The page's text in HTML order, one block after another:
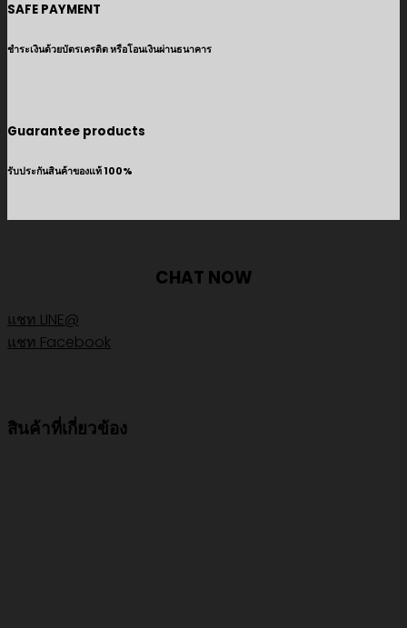
SAFE PAYMENT
ชำระเงินด้วยบัตรเครดิต หรือโอนเงินผ่านธนาคาร
Guarantee products
รับประกันสินค้าของแท้ 100%
CHAT NOW
แชท LINE@
แชท Facebook
สินค้าที่เกี่ยวข้อง